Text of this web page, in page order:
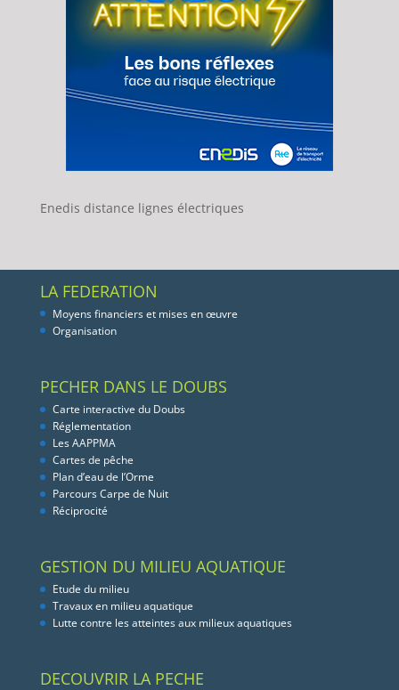
Enedis distance lignes électriques
LA FEDERATION
Moyens financiers et mises en œuvre
Organisation
PECHER DANS LE DOUBS
Carte interactive du Doubs
Réglementation
Les AAPPMA
Cartes de pêche
Plan d’eau de l’Orme
Parcours Carpe de Nuit
Réciprocité
GESTION DU MILIEU AQUATIQUE
Etude du milieu
Travaux en milieu aquatique
Lutte contre les atteintes aux milieux aquatiques
DECOUVRIR LA PECHE